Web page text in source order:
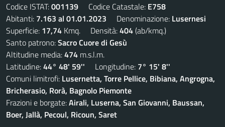
Codice ISTAT:001139 Codice Catastale: E758
Abitanti: 7.163 al 01.01.2023 Denominazione: Lusernesi
Superficie: 17,74 Kmq. Densità:404(ab/kmq.)
Santo patrono:Sacro Cuore di Gesù
Altitudine media:474 m.s.l.m.
Latitudine:44° 48' 59'' Longitudine: 7° 15' 8''
Comuni limitrofi: Lusernetta, Torre Pellice, Bibiana, Angrogna,
Bricherasio, Rorà, Bagnolo Piemonte
Frazioni e borgate:Airali, Luserna, San Giovanni, Baussan,
Boer, Jallà, Pecoul, Ricoun, Saret